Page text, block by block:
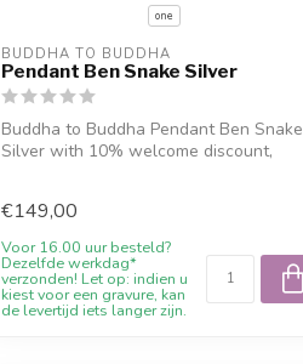
one
BUDDHA TO BUDDHA
Pendant Ben Snake Silver
Buddha to Buddha Pendant Ben Snake
Silver with 10% welcome discount,
€149,00
Voor 16.00 uur besteld?
Dezelfde werkdag*
verzonden! Let op: indien u
kiest voor een gravure, kan
de levertijd iets langer zijn.